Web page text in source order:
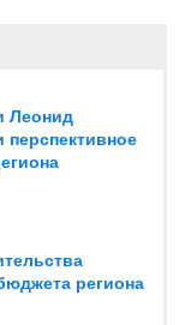
Леонид
региона